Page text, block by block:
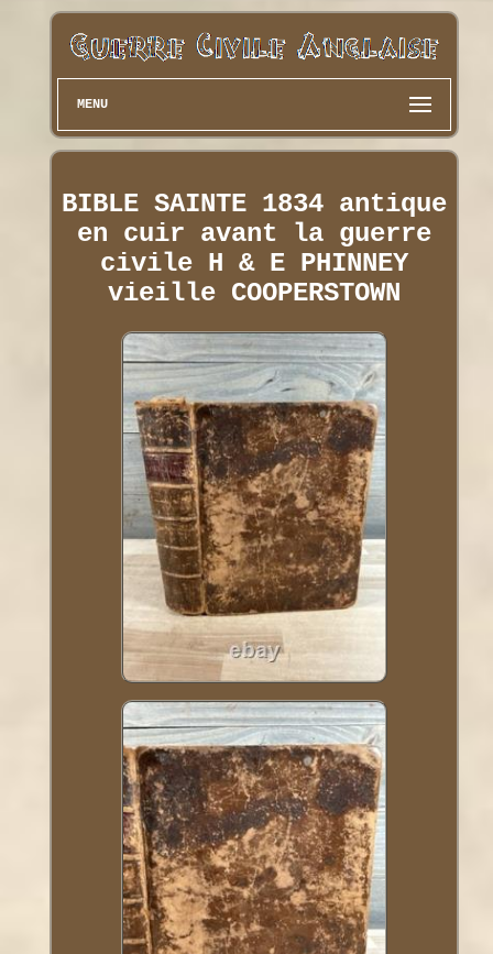
MENU
BIBLE SAINTE 1834 antique
en cuir avant la guerre
civile H & E PHINNEY
vieille COOPERSTOWN